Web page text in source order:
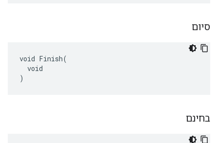
סיום
void Finish(
  void
)
בחינם